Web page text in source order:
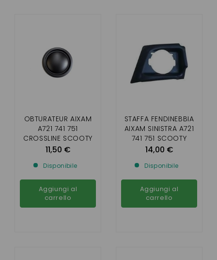
OBTURATEUR AIXAM
A721 741 751
CROSSLINE SCOOTY
PHASE1
11,50 €
Disponibile
Aggiungi al
carrello
STAFFA FENDINEBBIA
AIXAM SINISTRA A721
741 751 SCOOTY
CROSSLINE FASE 1
14,00 €
Disponibile
Aggiungi al
carrello